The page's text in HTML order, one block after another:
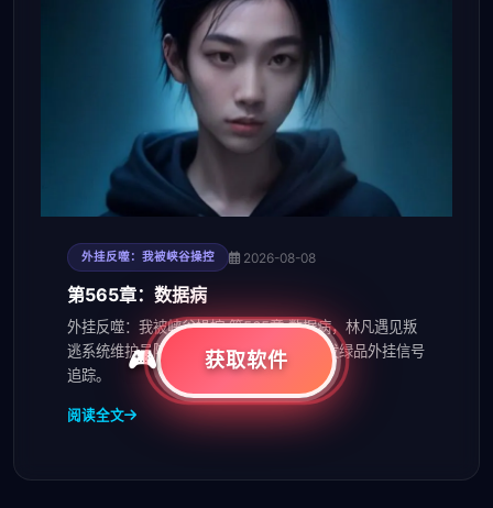
外挂反噬：我被峡谷操控 2026-08-08
第565章：数据病
外挂反噬：我被峡谷操控 第565章 数据病，林凡遇见叛
逃系统维护员陈叔，获得反同化协议，触发绿品外挂信号
追踪。
阅读全文
获取软件